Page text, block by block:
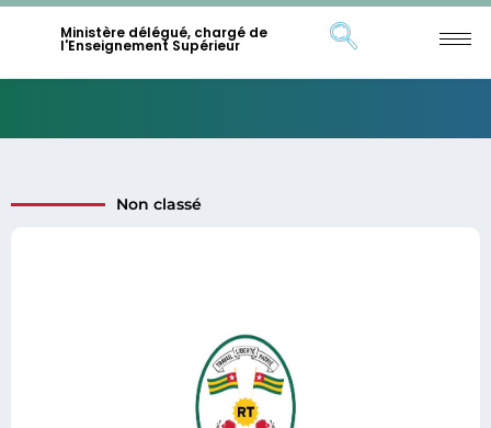
Ministère délégué, chargé de
l'Enseignement Supérieur
Non classé